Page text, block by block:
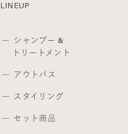
LINEUP
シャンプー &
トリートメント
アウトバス
スタイリング
セット商品